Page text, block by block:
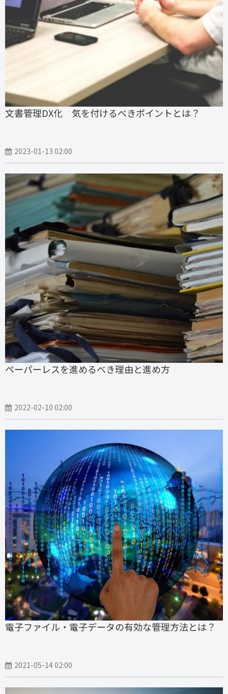
文書管理DX化 気を付けるべきポイントとは？
2023-01-13 02:00
ペーパーレスを進めるべき理由と進め方
2022-02-10 02:00
電子ファイル・電子データの有効な管理方法とは？
2021-05-14 02:00